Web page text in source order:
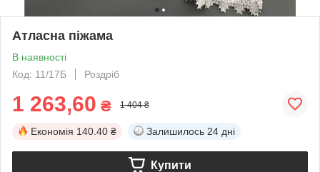
Атласна піжама
В наявності
Код: 11/17Б
Роздріб
1 263,60 ₴ 1 404 ₴
Економія 140.40 ₴ Залишилось 24 дні
Купити